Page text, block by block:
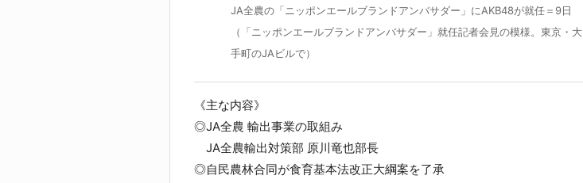
JA全農の「ニッポンエールブランドアンバサダー」にAKB48が就任＝9日
（「ニッポンエールブランドアンバサダー」就任記者会見の模様。東京・大
手町のJAビルで）
《主な内容》
◎JA全農 輸出事業の取組み
JA全農輸出対策部 原川竜也部長
◎自民農林合同が食育基本法改正大綱案を了承